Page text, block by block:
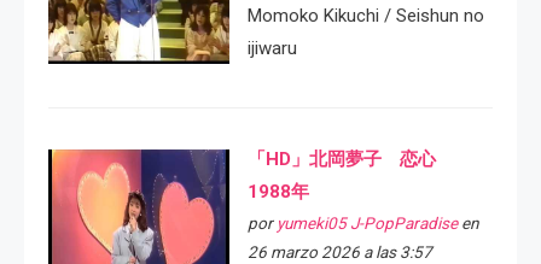
Momoko Kikuchi / Seishun no
ijiwaru
「HD」北岡夢子 恋心
1988年
por yumeki05 J-PopParadiseen
26 marzo 2026 a las 3:57